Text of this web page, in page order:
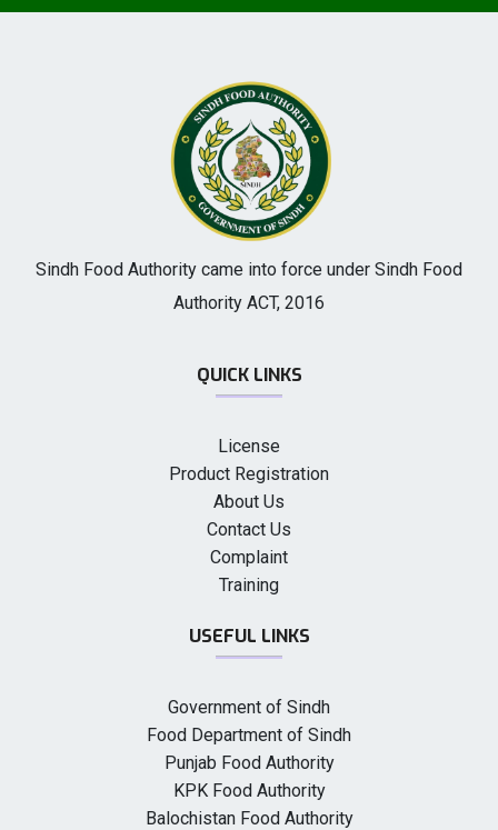
Sindh Food Authority came into force under Sindh Food
Authority ACT, 2016
QUICK LINKS
License
Product Registration
About Us
Contact Us
Complaint
Training
USEFUL LINKS
Government of Sindh
Food Department of Sindh
Punjab Food Authority
KPK Food Authority
Balochistan Food Authority